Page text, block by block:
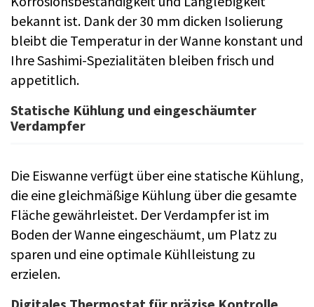
bekannt ist. Dank der 30 mm dicken Isolierung
bleibt die Temperatur in der Wanne konstant und
Ihre Sashimi-Spezialitäten bleiben frisch und
appetitlich.
Statische Kühlung und eingeschäumter
Verdampfer
Die Eiswanne verfügt über eine statische Kühlung,
die eine gleichmäßige Kühlung über die gesamte
Fläche gewährleistet. Der Verdampfer ist im
Boden der Wanne eingeschäumt, um Platz zu
sparen und eine optimale Kühlleistung zu
erzielen.